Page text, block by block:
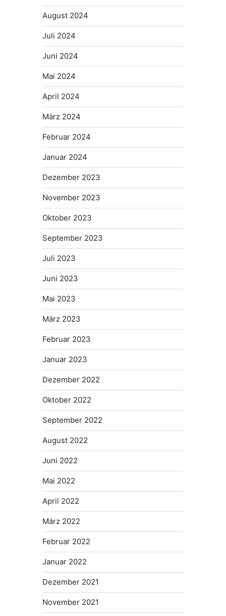
August 2024
Juli 2024
Juni 2024
Mai 2024
April 2024
März 2024
Februar 2024
Januar 2024
Dezember 2023
November 2023
Oktober 2023
September 2023
Juli 2023
Juni 2023
Mai 2023
März 2023
Februar 2023
Januar 2023
Dezember 2022
Oktober 2022
September 2022
August 2022
Juni 2022
Mai 2022
April 2022
März 2022
Februar 2022
Januar 2022
Dezember 2021
November 2021